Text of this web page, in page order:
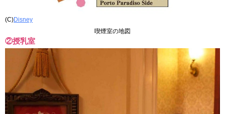
(C)Disney
喫煙室の地図
②授乳室